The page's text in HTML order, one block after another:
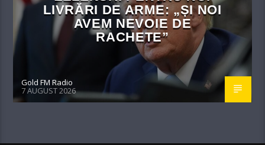
LIVRĂRI DE ARME: „ȘI NOI
AVEM NEVOIE DE
RACHETE”
Gold FM Radio
7 AUGUST 2026